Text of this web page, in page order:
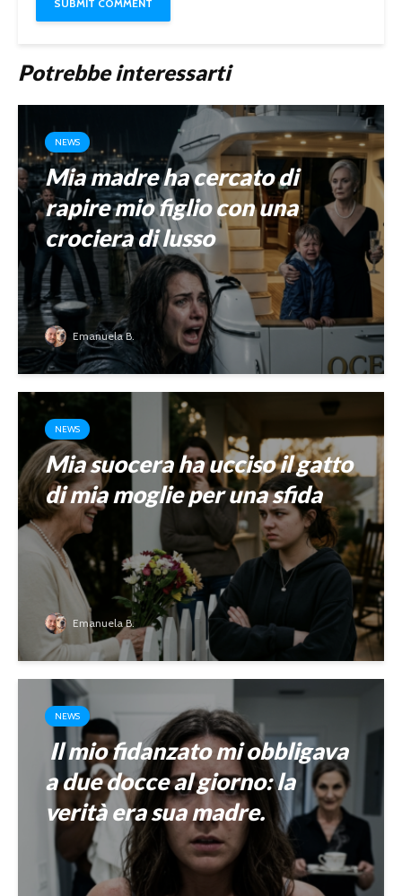
Potrebbe interessarti
NEWS
Mia madre ha cercato di
rapire mio figlio con una
crociera di lusso
Emanuela B.
NEWS
Mia suocera ha ucciso il gatto
di mia moglie per una sfida
Emanuela B.
NEWS
Il mio fidanzato mi obbligava
a due docce al giorno: la
verità era sua madre.